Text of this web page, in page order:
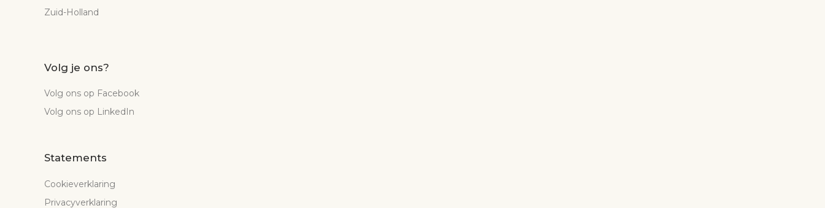
Zuid-Holland
Volg je ons?
Volg ons op Facebook
Volg ons op LinkedIn
Statements
Cookieverklaring
Privacyverklaring